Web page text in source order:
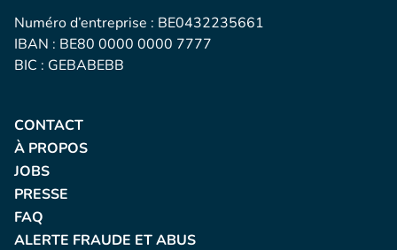
Numéro d’entreprise : BE0432235661
IBAN : BE80 0000 0000 7777
BIC : GEBABEBB
CONTACT
À PROPOS
JOBS
PRESSE
FAQ
ALERTE FRAUDE ET ABUS